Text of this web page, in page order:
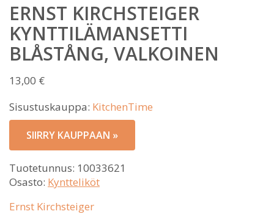
ERNST KIRCHSTEIGER
KYNTTILÄMANSETTI
BLÅSTÅNG, VALKOINEN
13,00 €
Sisustuskauppa: KitchenTime
SIIRRY KAUPPAAN »
Tuotetunnus: 10033621
Osasto: Kyntteliköt
Ernst Kirchsteiger